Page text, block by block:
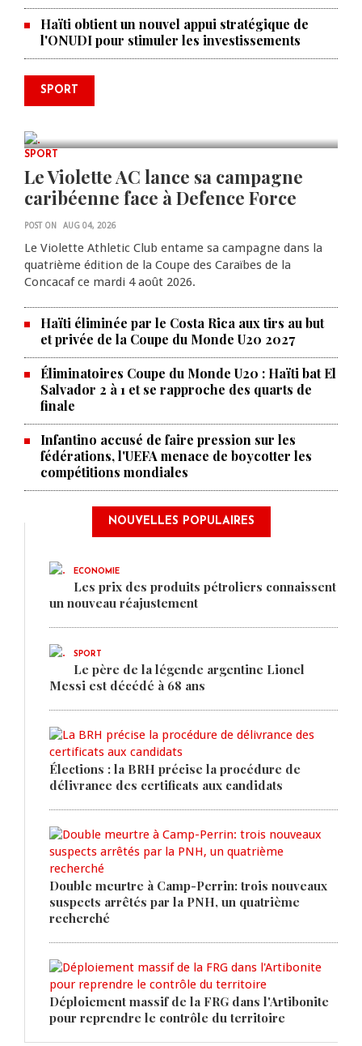
Haïti obtient un nouvel appui stratégique de
l'ONUDI pour stimuler les investissements
SPORT
0 COMMENTS
Le père de la légende argentine
Lionel Messi est décédé à 68 ans
SPORT
Le Violette AC lance sa campagne
caribéenne face à Defence Force
POST ON AUG 04, 2026
Le Violette Athletic Club entame sa campagne dans la
quatrième édition de la Coupe des Caraïbes de la
Concacaf ce mardi 4 août 2026.
Haïti éliminée par le Costa Rica aux tirs au but
et privée de la Coupe du Monde U20 2027
Éliminatoires Coupe du Monde U20 : Haïti bat El
Salvador 2 à 1 et se rapproche des quarts de
finale
Infantino accusé de faire pression sur les
fédérations, l'UEFA menace de boycotter les
compétitions mondiales
NOUVELLES POPULAIRES
ECONOMIE
Les prix des produits pétroliers connaissent
un nouveau réajustement
SPORT
Le père de la légende argentine Lionel
Messi est décédé à 68 ans
Élections : la BRH précise la procédure de
délivrance des certificats aux candidats
Double meurtre à Camp-Perrin: trois nouveaux
suspects arrêtés par la PNH, un quatrième
recherché
Déploiement massif de la FRG dans l'Artibonite
pour reprendre le contrôle du territoire